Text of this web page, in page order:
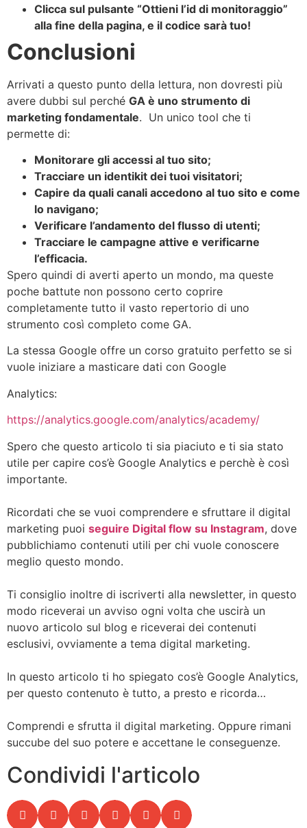
Clicca sul pulsante “Ottieni l’id di monitoraggio”
alla fine della pagina, e il codice sarà tuo!
Conclusioni
Arrivati a questo punto della lettura, non dovresti più
avere dubbi sul perché GA è uno strumento di
marketing fondamentale. Un unico tool che ti
permette di:
Monitorare gli accessi al tuo sito;
Tracciare un identikit dei tuoi visitatori;
Capire da quali canali accedono al tuo sito e come
lo navigano;
Verificare l’andamento del flusso di utenti;
Tracciare le campagne attive e verificarne
l’efficacia.
Spero quindi di averti aperto un mondo, ma queste
poche battute non possono certo coprire
completamente tutto il vasto repertorio di uno
strumento così completo come GA.
La stessa Google offre un corso gratuito perfetto se si
vuole iniziare a masticare dati con Google
Analytics:
https://analytics.google.com/analytics/academy/
Spero che questo articolo ti sia piaciuto e ti sia stato
utile per capire cos’è Google Analytics e perchè è così
importante.
Ricordati che se vuoi comprendere e sfruttare il digital
marketing puoi seguire Digital flow su Instagram, dove
pubblichiamo contenuti utili per chi vuole conoscere
meglio questo mondo.
Ti consiglio inoltre di iscriverti alla newsletter, in questo
modo riceverai un avviso ogni volta che uscirà un
nuovo articolo sul blog e riceverai dei contenuti
esclusivi, ovviamente a tema digital marketing.
In questo articolo ti ho spiegato cos’è Google Analytics,
per questo contenuto è tutto, a presto e ricorda…
Comprendi e sfrutta il digital marketing. Oppure rimani
succube del suo potere e accettane le conseguenze.
Condividi l'articolo